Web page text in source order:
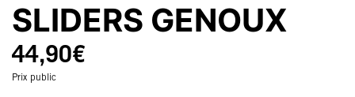
SLIDERS GENOUX
44,90€
Prix public